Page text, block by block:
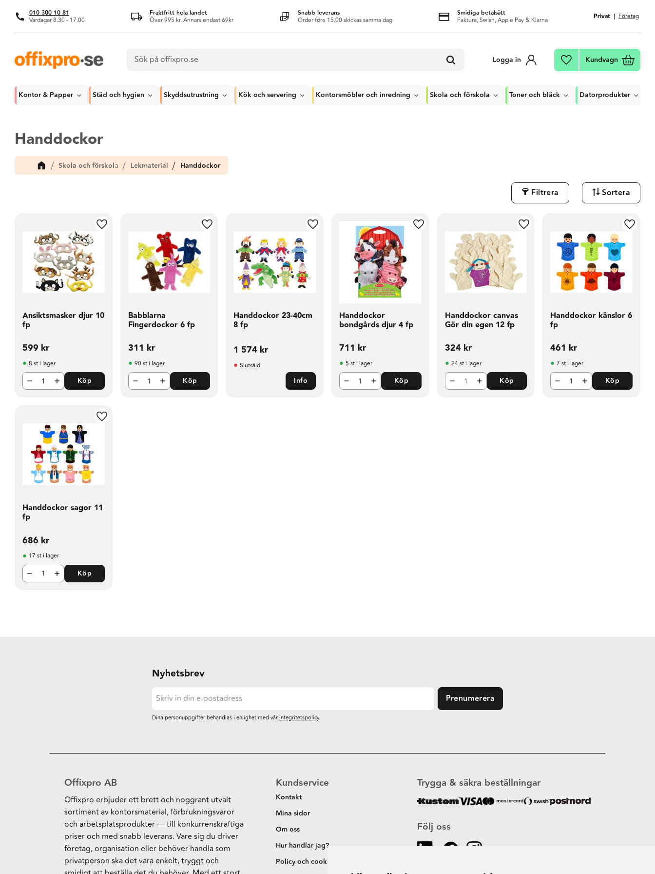
010 300 10 81
Vardagar 8.30 - 17.00
Fraktfritt hela landet
Över 995 kr. Annars endast 69kr
Snabb leverans
Order före 15.00 skickas samma dag
Smidiga betalsätt
Faktura, Swish, Apple Pay & Klarna Privat Företag
Logga in Favoriter
Kundvagn
Kontor & Papper Städ och hygien Skyddsutrustning Kök och servering Kontorsmöbler och inredning Skola och förskola Toner och bläck Datorprodukter
Handdockor
Skola och förskola Lekmaterial Handdockor
Filtrera Sortera
Ansiktsmasker djur 10
fp
599 kr
Lägg till i favoriter
8 st i lager
Köp
Babblarna
Fingerdockor 6 fp
311 kr
Lägg till i favoriter
90 st i lager
Köp
Handdockor 23-40cm
8 fp
1 574 kr
Lägg till i favoriter
Slutsåld
Info
Handdockor
bondgårds djur 4 fp
711 kr
Lägg till i favoriter
5 st i lager
Köp
Handdockor canvas
Gör din egen 12 fp
324kr
Lägg till i favoriter
24 st i lager
Köp
Handdockor känslor 6
fp
461 kr
Lägg
7 st i lager
Köp
Handdockor sagor 11
fp
686 kr
Lägg till i favoriter
17 st i lager
Köp
Nyhetsbrev
Prenumerera
Dina personuppgifter behandlas i enlighet med vårintegritetspolicy.
Offixpro AB
Offixpro erbjuder ett brett och noggrant utvalt
sortiment av kontorsmaterial, förbrukningsvaror
och arbetsplatsprodukter — till konkurrenskraftiga
priser och med snabb leverans. Vare sig du driver
företag, organisation eller behöver handla som
privatperson ska det vara enkelt, tryggt och
Kundservice
Kontakt
Mina sidor
Om oss
Hur handlar jag?
Policy och cookies
Följ oss
Trygga & säkra beställningar